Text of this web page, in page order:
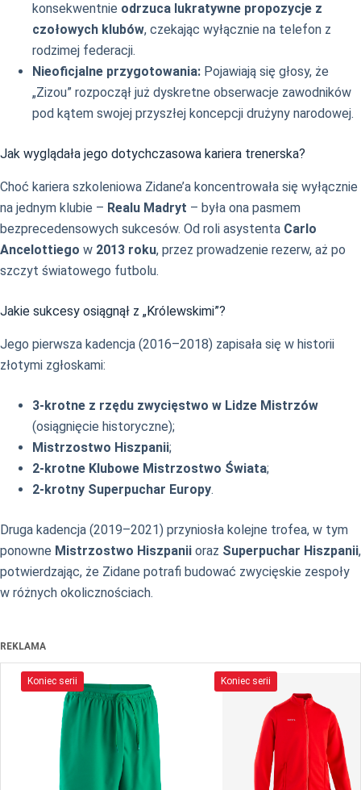
konsekwentnie odrzuca lukratywne propozycje z
czołowych klubów, czekając wyłącznie na telefon z
rodzimej federacji.
Nieoficjalne przygotowania: Pojawiają się głosy, że
„Zizou” rozpoczął już dyskretne obserwacje zawodników
pod kątem swojej przyszłej koncepcji drużyny narodowej.
Jak wyglądała jego dotychczasowa kariera trenerska?
Choć kariera szkoleniowa Zidane’a koncentrowała się wyłącznie
na jednym klubie – Realu Madryt – była ona pasmem
bezprecedensowych sukcesów. Od roli asystenta Carlo
Ancelottiego w 2013 roku, przez prowadzenie rezerw, aż po
szczyt światowego futbolu.
Jakie sukcesy osiągnął z „Królewskimi”?
Jego pierwsza kadencja (2016–2018) zapisała się w historii
złotymi zgłoskami:
3-krotne z rzędu zwycięstwo w Lidze Mistrzów
(osiągnięcie historyczne);
Mistrzostwo Hiszpanii;
2-krotne Klubowe Mistrzostwo Świata;
2-krotny Superpuchar Europy.
Druga kadencja (2019–2021) przyniosła kolejne trofea, w tym
ponowne Mistrzostwo Hiszpanii oraz Superpuchar Hiszpanii,
potwierdzając, że Zidane potrafi budować zwycięskie zespoły
w różnych okolicznościach.
REKLAMA
Koniec serii Koniec serii